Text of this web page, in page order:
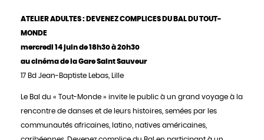
ATELIER ADULTES : DEVENEZ COMPLICES DU BAL DU TOUT-
MONDE
mercredi 14 juin de 18h30 à 20h30
au cinéma de la Gare Saint Sauveur
17 Bd Jean-Baptiste Lebas, Lille
Le Bal du « Tout-Monde » invite le public à un grand voyage à la
rencontre de danses et de leurs histoires, semées par les
communautés africaines, latino, natives américaines,